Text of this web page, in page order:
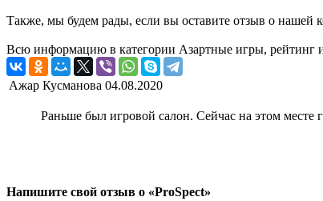
Также, мы будем рады, если вы оставите отзыв о нашей
Всю информацию в категории Азартные игры, рейтинг
Ажар Кусманова 04.08.2020
Раньше был игровой салон. Сейчас на этом месте
Напишите свой отзыв о «ProSpect»